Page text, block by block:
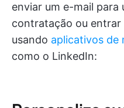
enviar um e-mail para
contratação ou
usando aplicativos de
como o LinkedIn: